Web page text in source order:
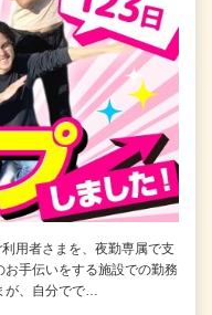
用者さまを、夜勤専属で支
手伝いをする施設での勤務
が、自分でで…